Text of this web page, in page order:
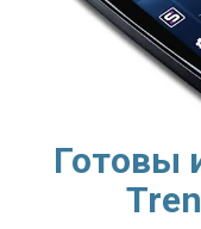
Готовы